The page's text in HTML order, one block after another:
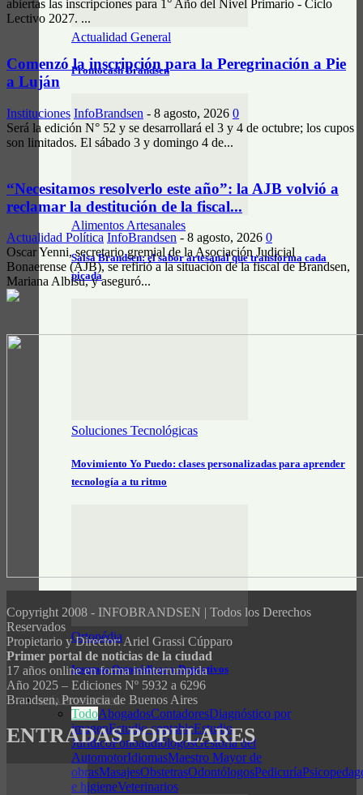
Actualidad General
Prontocash Brandsen
Alimentos Artesanales
Salsa Brandsen: el sabor artesanal que transforma cada
picada
Soluciones Tecnológicas
Movimiento Yo Puedo: clases personalizadas para aprender
tecnología a tu ritmo
Ortopédia
Insumos Ortopédicos y Deportivos
GUÍA PROFESIONAL
TodoAbogadosContadoresDiagnóstico por
imagenEstudio contableEstudio
JurídicoFonoaudiólogosGestoría del
AutomotorIdiomasMaestro Mayor de
obrasMasajesObstetrasOdontólogosPedicuría
e higieneVeterinarios
abiertas las inscripciones para 1° Año del Nivel Primario - Ciclo
Lectivo 2027. ...
Comenzó la inscripción para la Peregrinación a Pie
a Luján
Instituciones InfoBrandsen - 8 agosto, 2026 0
Será la edición N° 52 y se desarrollará el 3 y 4 de octubre; los cupos
son limitados. El sábado 3 y domingo 4 de...
“Necesitamos resolverlo este año”: la AJB volvió a
reclamar la destitución de la fiscal...
Actualidad Política InfoBrandsen - 8 agosto, 2026 0
Oscar Yenni, secretario gremial de la Asociación Judicial
Bonaerense (AJB), se refirió a la situación de la fiscal de Brandsen,
Mariana Albisu, y aseguró...
Copyright 2008 - INFOBRANDSEN | Todos los Derechos
Reservados
Propietario y Director: Ariel Grassi Cúpparo
Primer portal de noticias de la ciudad
17 años online en forma ininterrumpida
Año 2025 – Ediciones Nº 5932 a 6296
Brandsen, Provincia de Buenos Aires
ENTRADAS POPULARES